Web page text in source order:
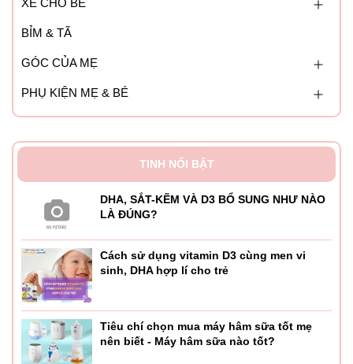
BỈM & TÃ
GÓC CỦA MẸ
PHỤ KIỆN MẸ & BÉ
TINH NỔI BẬT
DHA, SẮT-KẼM VÀ D3 BỔ SUNG NHƯ NÀO
LÀ ĐÚNG?
Cách sử dụng vitamin D3 cùng men vi
sinh, DHA hợp lí cho trẻ
Tiêu chí chọn mua máy hâm sữa tốt mẹ
nên biết - Máy hâm sữa nào tốt?